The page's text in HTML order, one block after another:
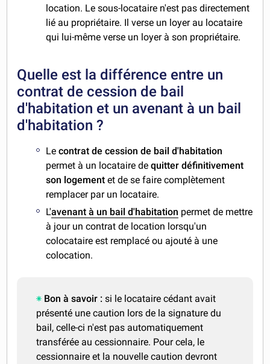
location. Le sous-locataire n'est pas directement
lié au propriétaire. Il verse un loyer au locataire
qui lui-même verse un loyer à son propriétaire.
Quelle est la différence entre un
contrat de cession de bail
d'habitation et un avenant à un bail
d'habitation ?
Lecontrat de cession de bail d'habitation
permet à un locataire dequitter définitivement
son logement et de se faire complètement
remplacer par un locataire.
L'avenant à un bail d'habitation permet de mettre
à jour un contrat de location lorsqu'un
colocataire est remplacé ou ajouté à une
colocation.
Bon à savoir : si le locataire cédant avait
présenté une caution lors de la signature du
bail, celle-ci n'est pas automatiquement
transférée au cessionnaire. Pour cela, le
cessionnaire et la nouvelle caution devront